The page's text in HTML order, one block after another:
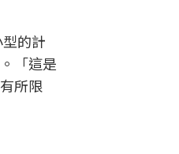
的計
「這是
所限